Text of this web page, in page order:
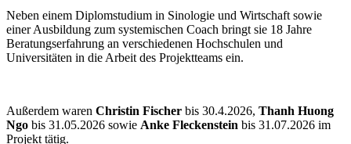
Neben einem Diplomstudium in Sinologie und Wirtschaft sowie
einer Ausbildung zum systemischen Coach bringt sie 18 Jahre
Beratungserfahrung an verschiedenen Hochschulen und
Universitäten in die Arbeit des Projektteams ein.
Außerdem waren Christin Fischer bis 30.4.2026, Thanh Huong
Ngo bis 31.05.2026 sowie Anke Fleckenstein bis 31.07.2026 im
Projekt tätig.